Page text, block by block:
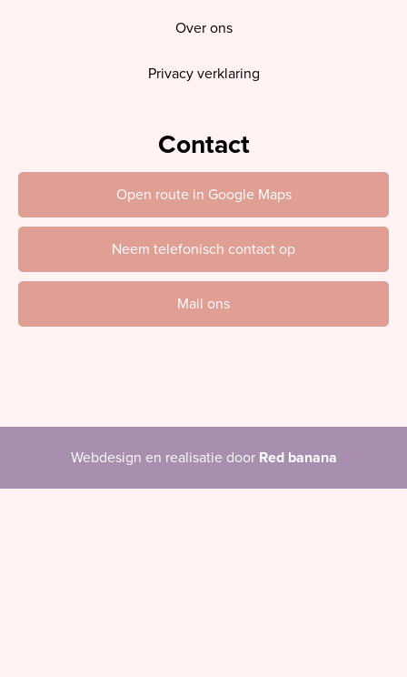
Over ons
Privacy verklaring
Contact
Open route in Google Maps
Neem telefonisch contact op
Mail ons
Webdesign en realisatie door Red banana